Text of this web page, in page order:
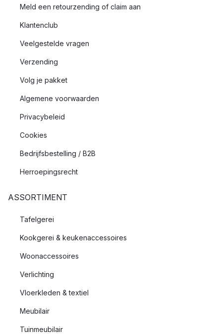
Meld een retourzending of claim aan
Klantenclub
Veelgestelde vragen
Verzending
Volg je pakket
Algemene voorwaarden
Privacybeleid
Cookies
Bedrijfsbestelling / B2B
Herroepingsrecht
ASSORTIMENT
Tafelgerei
Kookgerei & keukenaccessoires
Woonaccessoires
Verlichting
Vloerkleden & textiel
Meubilair
Tuinmeubilair